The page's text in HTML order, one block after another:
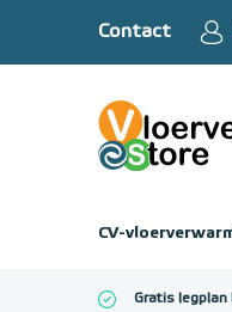
Contact
CV-
Gratis